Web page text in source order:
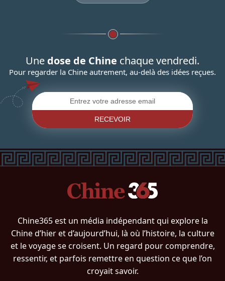
Une dose de Chine chaque vendredi.
Pour regarder la Chine autrement, au-delà des idées reçues.
RECEVOIR
Chine365 est un média indépendant qui explore la
Chine d’hier et d’aujourd’hui, là où l’histoire, la culture
et le voyage se croisent. Un regard pour comprendre,
ressentir, et parfois remettre en question ce que l’on
croyait savoir.